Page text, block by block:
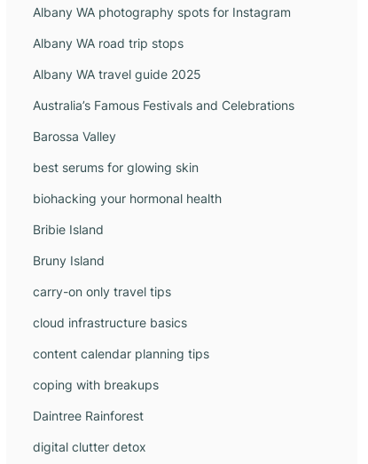
Albany WA photography spots for Instagram
Albany WA road trip stops
Albany WA travel guide 2025
Australia’s Famous Festivals and Celebrations
Barossa Valley
best serums for glowing skin
biohacking your hormonal health
Bribie Island
Bruny Island
carry-on only travel tips
cloud infrastructure basics
content calendar planning tips
coping with breakups
Daintree Rainforest
digital clutter detox